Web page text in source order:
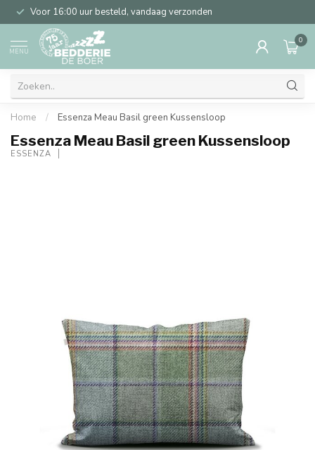
Voor 16:00 uur besteld, vandaag verzonden
MENU
0
Home / Essenza Meau Basil green Kussensloop
Essenza Meau Basil green Kussensloop
ESSENZA